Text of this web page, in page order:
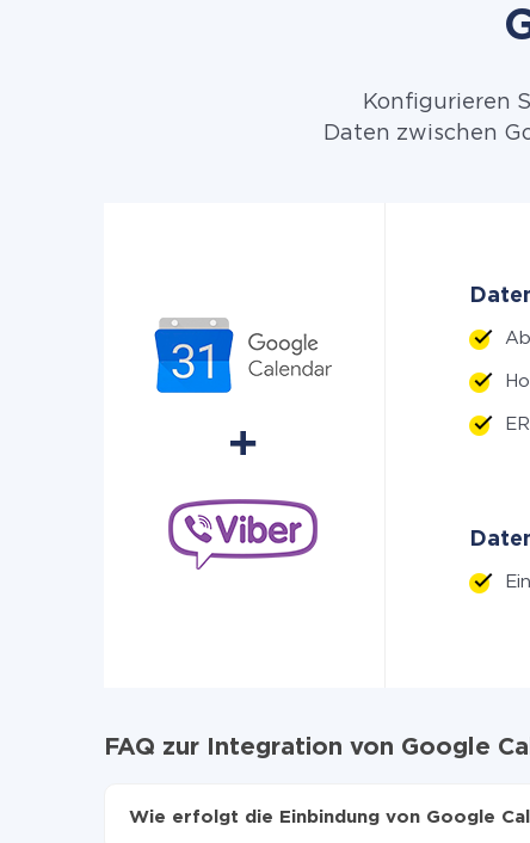
Konfigurieren
Daten zwischen
FAQ zur Integration von Google
Wie erfolgt die Einbindung von Google